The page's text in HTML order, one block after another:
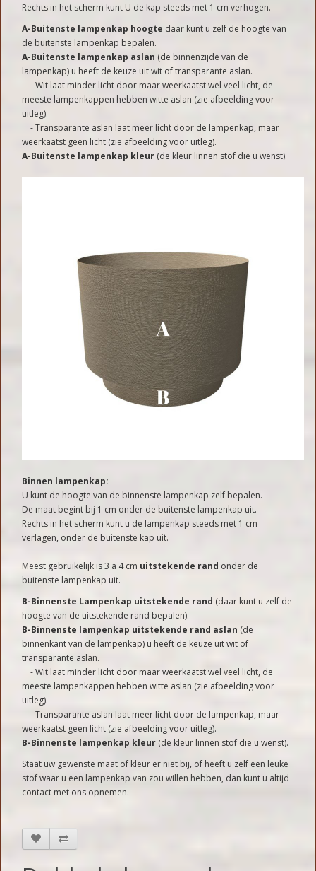
Rechts in het scherm kunt U de kap steeds met 1 cm verhogen.
A-Buitenste lampenkap hoogte daar kunt u zelf de hoogte van
de buitenste lampenkap bepalen.
A-Buitenste lampenkap aslan (de binnenzijde van de
lampenkap) u heeft de keuze uit wit of transparante aslan.
- Wit laat minder licht door maar weerkaatst wel veel licht, de
meeste lampenkappen hebben witte aslan (zie afbeelding voor
uitleg).
- Transparante aslan laat meer licht door de lampenkap, maar
weerkaatst geen licht (zie afbeelding voor uitleg).
A-Buitenste lampenkap kleur (de kleur linnen stof die u wenst).
Binnen lampenkap:
U kunt de hoogte van de binnenste lampenkap zelf bepalen.
De maat begint bij 1 cm onder de buitenste lampenkap uit.
Rechts in het scherm kunt u de lampenkap steeds met 1 cm
verlagen, onder de buitenste kap uit.
Meest gebruikelijk is 3 a 4 cm uitstekende rand onder de
buitenste lampenkap uit.
B-Binnenste Lampenkap uitstekende rand (daar kunt u zelf de
hoogte van de uitstekende rand bepalen).
B-Binnenste lampenkap uitstekende rand aslan (de
binnenkant van de lampenkap) u heeft de keuze uit wit of
transparante aslan.
- Wit laat minder licht door maar weerkaatst wel veel licht, de
meeste lampenkappen hebben witte aslan (zie afbeelding voor
uitleg).
- Transparante aslan laat meer licht door de lampenkap, maar
weerkaatst geen licht (zie afbeelding voor uitleg).
B-Binnenste lampenkap kleur (de kleur linnen stof die u wenst).
Staat uw gewenste maat of kleur er niet bij, of heeft u zelf een leuke
stof waar u een lampenkap van zou willen hebben, dan kunt u altijd
contact met ons opnemen.